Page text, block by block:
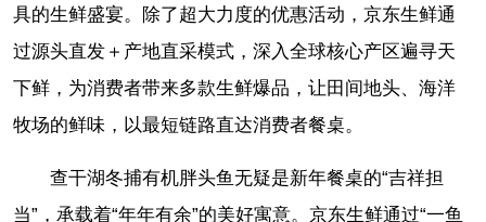
具的生鲜盛宴。除了超大力度的优惠活动，京东生鲜通
过源头直发＋产地直采模式，深入全球核心产区遍寻天
下鲜，为消费者带来多款生鲜爆品，让田间地头、海洋
牧场的鲜味，以最短链路直达消费者餐桌。
查干湖冬捕有机胖头鱼无疑是新年餐桌的“吉祥担
当”，承载着“年年有余”的美好寓意。京东生鲜通过“一鱼